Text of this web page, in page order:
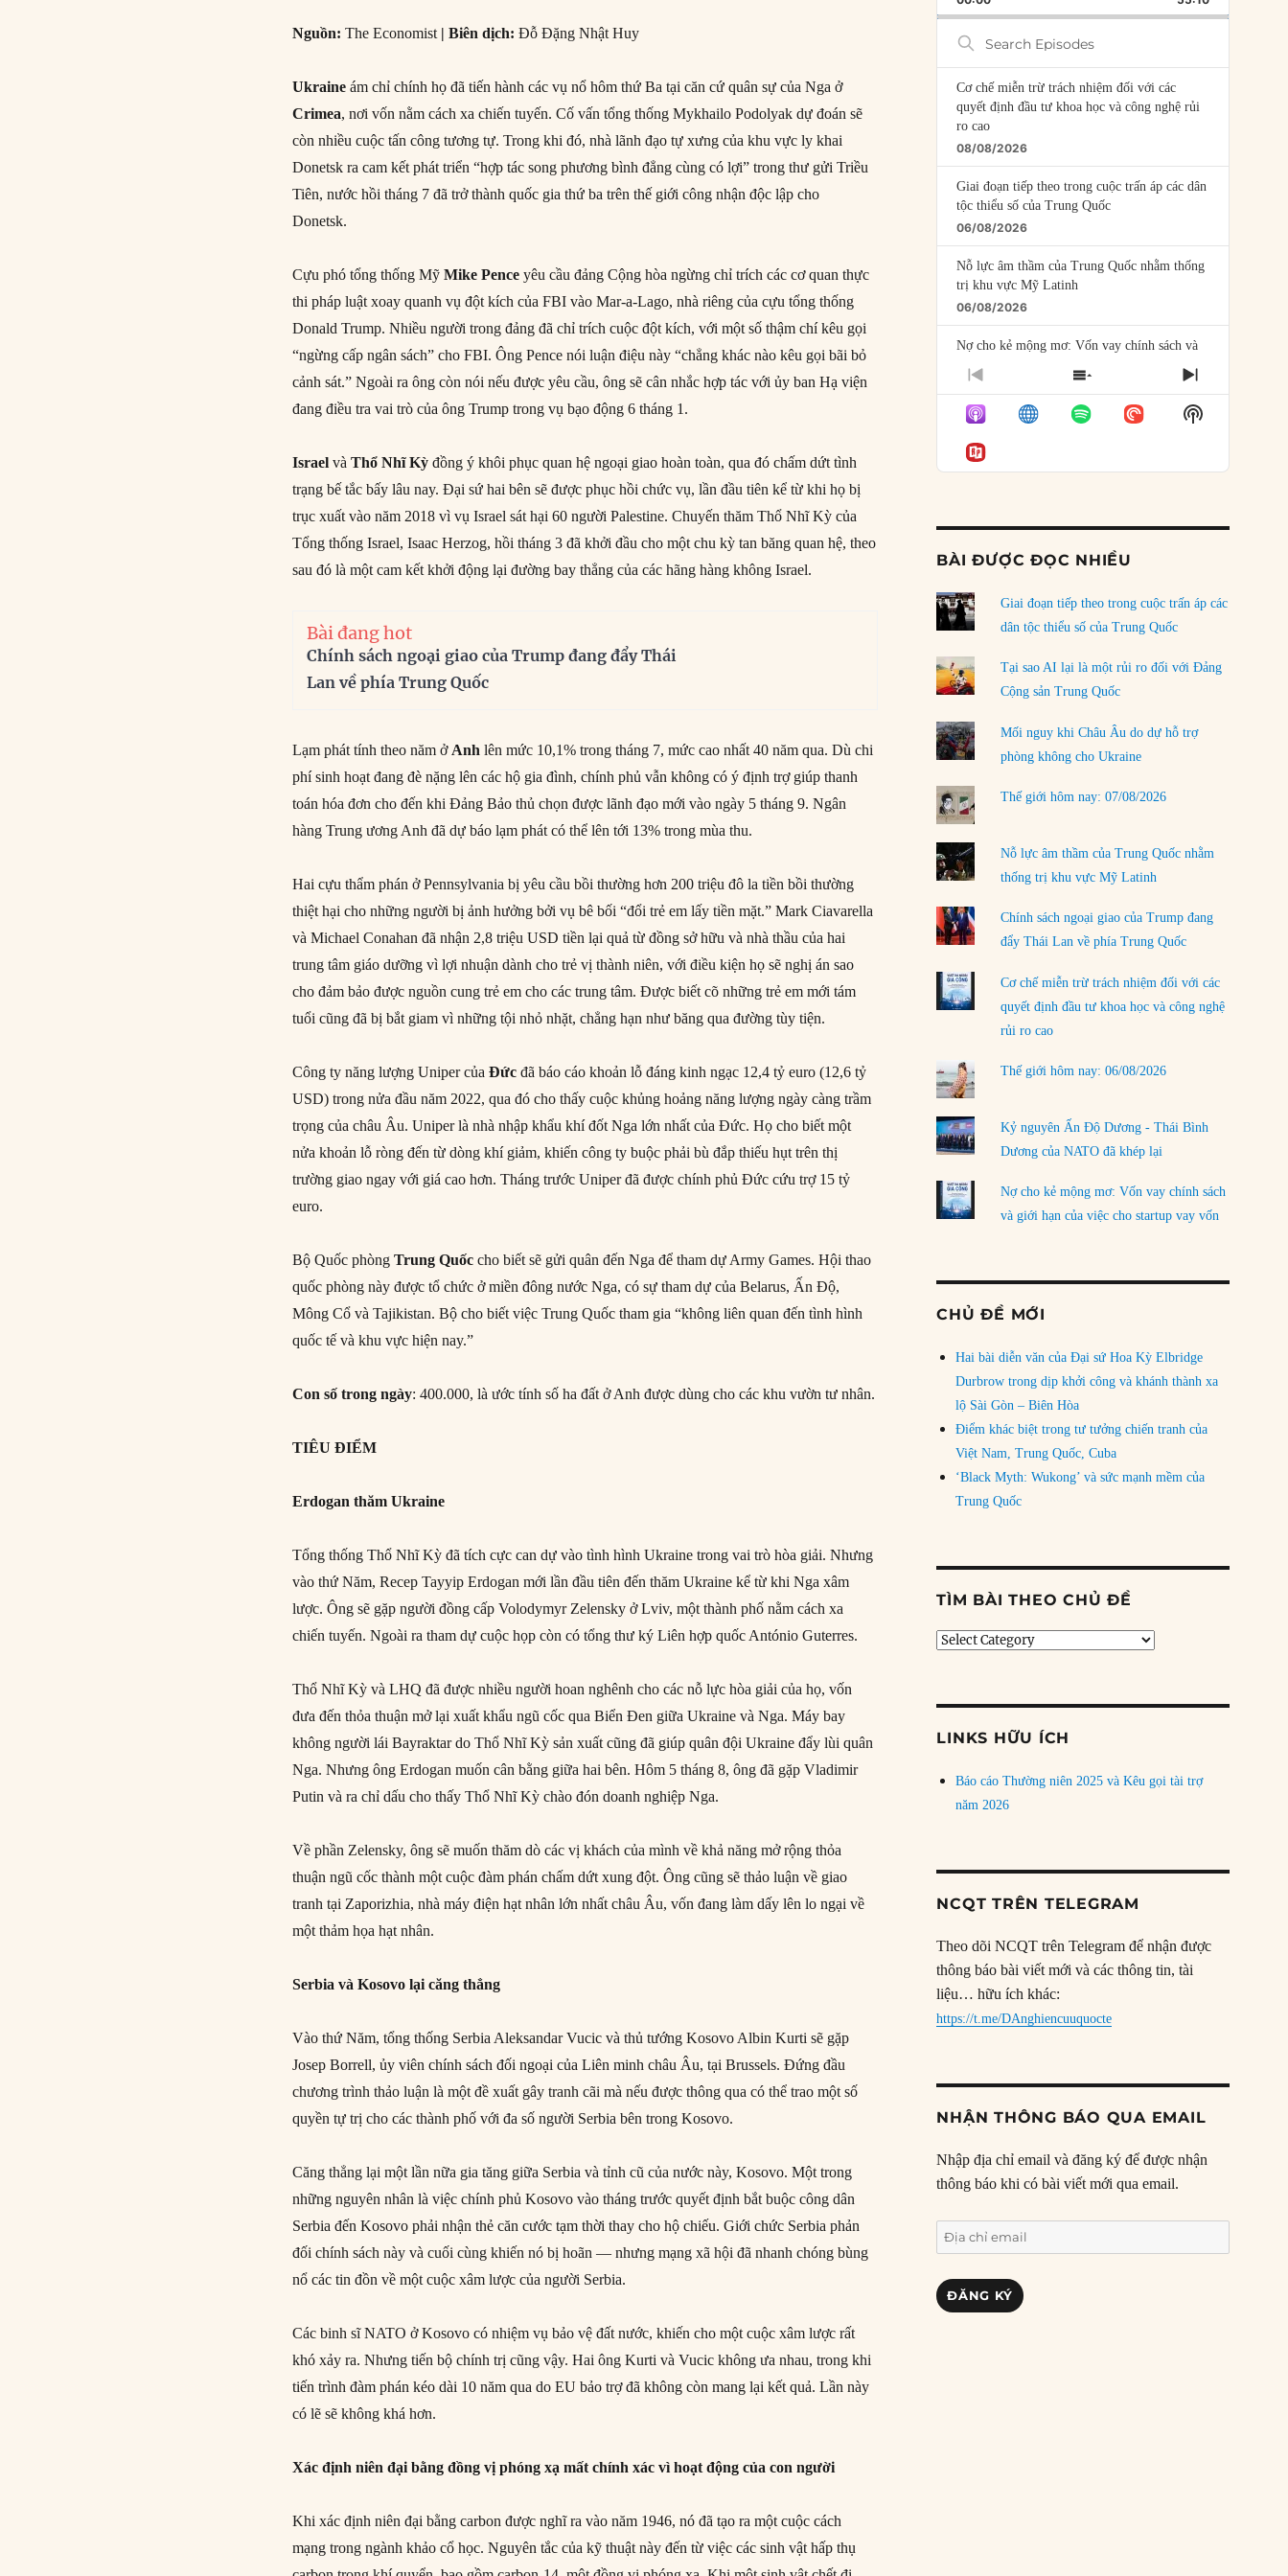
Nguồn: The Economist |Biên dịch: Đỗ Đặng Nhật Huy
Ukraine ám chỉ chính họ đã tiến hành các vụ nổ hôm thứ Ba tại căn cứ quân sự của Nga ở
Crimea, nơi vốn nằm cách xa chiến tuyến. Cố vấn tổng thống Mykhailo Podolyak dự đoán sẽ
còn nhiều cuộc tấn công tương tự. Trong khi đó, nhà lãnh đạo tự xưng của khu vực ly khai
Donetsk ra cam kết phát triển “hợp tác song phương bình đẳng cùng có lợi” trong thư gửi Triều
Tiên, nước hồi tháng 7 đã trở thành quốc gia thứ ba trên thế giới công nhận độc lập cho
Donetsk.
Cựu phó tổng thống MỹMike Pence yêu cầu đảng Cộng hòa ngừng chỉ trích các cơ quan thực
thi pháp luật xoay quanh vụ đột kích của FBI vào Mar-a-Lago, nhà riêng của cựu tổng thống
Donald Trump. Nhiều người trong đảng đã chỉ trích cuộc đột kích, với một số thậm chí kêu gọi
“ngừng cấp ngân sách” cho FBI. Ông Pence nói luận điệu này “chẳng khác nào kêu gọi bãi bỏ
cảnh sát.” Ngoài ra ông còn nói nếu được yêu cầu, ông sẽ cân nhắc hợp tác với ủy ban Hạ viện
đang điều tra vai trò của ông Trump trong vụ bạo động 6 tháng 1.
Israel vàThổ Nhĩ Kỳ đồng ý khôi phục quan hệ ngoại giao hoàn toàn, qua đó chấm dứt tình
trạng bế tắc bấy lâu nay. Đại sứ hai bên sẽ được phục hồi chức vụ, lần đầu tiên kể từ khi họ bị
trục xuất vào năm 2018 vì vụ Israel sát hại 60 người Palestine. Chuyến thăm Thổ Nhĩ Kỳ của
Tổng thống Israel, Isaac Herzog, hồi tháng 3 đã khởi đầu cho một chu kỳ tan băng quan hệ, theo
sau đó là một cam kết khởi động lại đường bay thẳng của các hãng hàng không Israel.
Bài đang hot
Chính sách ngoại giao của Trump đang đẩy Thái
Lan về phía Trung Quốc
Lạm phát tính theo năm ở Anh lên mức 10,1% trong tháng 7, mức cao nhất 40 năm qua. Dù chi
phí sinh hoạt đang đè nặng lên các hộ gia đình, chính phủ vẫn không có ý định trợ giúp thanh
toán hóa đơn cho đến khi Đảng Bảo thủ chọn được lãnh đạo mới vào ngày 5 tháng 9. Ngân
hàng Trung ương Anh đã dự báo lạm phát có thể lên tới 13% trong mùa thu.
Hai cựu thẩm phán ở Pennsylvania bị yêu cầu bồi thường hơn 200 triệu đô la tiền bồi thường
thiệt hại cho những người bị ảnh hưởng bởi vụ bê bối “đổi trẻ em lấy tiền mặt.” Mark Ciavarella
và Michael Conahan đã nhận 2,8 triệu USD tiền lại quả từ đồng sở hữu và nhà thầu của hai
trung tâm giáo dưỡng vì lợi nhuận dành cho trẻ vị thành niên, với điều kiện họ sẽ nghị án sao
cho đảm bảo được nguồn cung trẻ em cho các trung tâm. Được biết cõ những trẻ em mới tám
tuổi cũng đã bị bắt giam vì những tội nhỏ nhặt, chẳng hạn như băng qua đường tùy tiện.
Công ty năng lượng Uniper củaĐức đã báo cáo khoản lỗ đáng kinh ngạc 12,4 tỷ euro (12,6 tỷ
USD) trong nửa đầu năm 2022, qua đó cho thấy cuộc khủng hoảng năng lượng ngày càng trầm
trọng của châu Âu. Uniper là nhà nhập khẩu khí đốt Nga lớn nhất của Đức. Họ cho biết một
nửa khoản lỗ ròng đến từ dòng khí giảm, khiến công ty buộc phải bù đắp thiếu hụt trên thị
trường giao ngay với giá cao hơn. Tháng trước Uniper đã được chính phủ Đức cứu trợ 15 tỷ
euro.
Bộ Quốc phòngTrung Quốc cho biết sẽ gửi quân đến Nga để tham dự Army Games. Hội thao
quốc phòng này được tổ chức ở miền đông nước Nga, có sự tham dự của Belarus, Ấn Độ,
Mông Cổ và Tajikistan. Bộ cho biết việc Trung Quốc tham gia “không liên quan đến tình hình
quốc tế và khu vực hiện nay.”
Con số trong ngày: 400.000, là ước tính số ha đất ở Anh được dùng cho các khu vườn tư nhân.
TIÊU ĐIỂM
Erdogan thăm Ukraine
Tổng thống Thổ Nhĩ Kỳ đã tích cực can dự vào tình hình Ukraine trong vai trò hòa giải. Nhưng
vào thứ Năm, Recep Tayyip Erdogan mới lần đầu tiên đến thăm Ukraine kể từ khi Nga xâm
lược. Ông sẽ gặp người đồng cấp Volodymyr Zelensky ở Lviv, một thành phố nằm cách xa
chiến tuyến. Ngoài ra tham dự cuộc họp còn có tổng thư ký Liên hợp quốc António Guterres.
Thổ Nhĩ Kỳ và LHQ đã được nhiều người hoan nghênh cho các nỗ lực hòa giải của họ, vốn
đưa đến thỏa thuận mở lại xuất khẩu ngũ cốc qua Biển Đen giữa Ukraine và Nga. Máy bay
không người lái Bayraktar do Thổ Nhĩ Kỳ sản xuất cũng đã giúp quân đội Ukraine đẩy lùi quân
Nga. Nhưng ông Erdogan muốn cân bằng giữa hai bên. Hôm 5 tháng 8, ông đã gặp Vladimir
Putin và ra chỉ dấu cho thấy Thổ Nhĩ Kỳ chào đón doanh nghiệp Nga.
Về phần Zelensky, ông sẽ muốn thăm dò các vị khách của mình về khả năng mở rộng thỏa
thuận ngũ cốc thành một cuộc đàm phán chấm dứt xung đột. Ông cũng sẽ thảo luận về giao
tranh tại Zaporizhia, nhà máy điện hạt nhân lớn nhất châu Âu, vốn đang làm dấy lên lo ngại về
một thảm họa hạt nhân.
Serbia và Kosovo lại căng thẳng
Vào thứ Năm, tổng thống Serbia Aleksandar Vucic và thủ tướng Kosovo Albin Kurti sẽ gặp
Josep Borrell, ủy viên chính sách đối ngoại của Liên minh châu Âu, tại Brussels. Đứng đầu
chương trình thảo luận là một đề xuất gây tranh cãi mà nếu được thông qua có thể trao một số
quyền tự trị cho các thành phố với đa số người Serbia bên trong Kosovo.
Căng thẳng lại một lần nữa gia tăng giữa Serbia và tỉnh cũ của nước này, Kosovo. Một trong
những nguyên nhân là việc chính phủ Kosovo vào tháng trước quyết định bắt buộc công dân
Serbia đến Kosovo phải nhận thẻ căn cước tạm thời thay cho hộ chiếu. Giới chức Serbia phản
đối chính sách này và cuối cùng khiến nó bị hoãn — nhưng mạng xã hội đã nhanh chóng bùng
nổ các tin đồn về một cuộc xâm lược của người Serbia.
Các binh sĩ NATO ở Kosovo có nhiệm vụ bảo vệ đất nước, khiến cho một cuộc xâm lược rất
khó xảy ra. Nhưng tiến bộ chính trị cũng vậy. Hai ông Kurti và Vucic không ưa nhau, trong khi
tiến trình đàm phán kéo dài 10 năm qua do EU bảo trợ đã không còn mang lại kết quả. Lần này
có lẽ sẽ không khá hơn.
Xác định niên đại bằng đồng vị phóng xạ mất chính xác vì hoạt động của con người
Khi xác định niên đại bằng carbon được nghĩ ra vào năm 1946, nó đã tạo ra một cuộc cách
mạng trong ngành khảo cổ học. Nguyên tắc của kỹ thuật này đến từ việc các sinh vật hấp thụ
Search
Episodes
Cơ chế miễn trừ trách nhiệm đối với các
quyết định đầu tư khoa học và công nghệ rủi
ro cao
08/08/2026
Giai đoạn tiếp theo trong cuộc trấn áp các dân
tộc thiểu số của Trung Quốc
06/08/2026
Nỗ lực âm thầm của Trung Quốc nhằm thống
trị khu vực Mỹ Latinh
06/08/2026
Nợ cho kẻ mộng mơ: Vốn vay chính sách và
giới hạn của việc cho startup vay vốn
Mỹ Latinh đang trở thành “phòng thí nghiệm”
của phe cánh hữu mới
04/08/2026
Ngoại trưởng Nhật Bản?
Dương
03/08/2026
Đặt cược vào thất bại: Các quỹ đầu tư mạo
hiểm quốc gia và khía cạnh chính trị của vốn
02/08/2026
Làm thế nào để kết thúc Chiến tranh Iran?
01/08/2026
Chiến lược kế tiếp của Bắc Kinh ở Biển Đông
31/07/2026
LOAD MORE
PREVIOUS
EPISODE
SHOW
EPISODES
LIST
NEXT
EPISODE
Show
Podcast
BÀI ĐƯỢC ĐỌC NHIỀU
Giai đoạn tiếp theo trong cuộc trấn áp các
dân tộc thiểu số của Trung Quốc
Tại sao AI lại là một rủi ro đối với Đảng
Cộng sản Trung Quốc
Mối nguy khi Châu Âu do dự hỗ trợ
phòng không cho Ukraine
Thế giới hôm nay: 07/08/2026
Nỗ lực âm thầm của Trung Quốc nhằm
thống trị khu vực Mỹ Latinh
Chính sách ngoại giao của Trump đang
đẩy Thái Lan về phía Trung Quốc
Cơ chế miễn trừ trách nhiệm đối với các
quyết định đầu tư khoa học và công nghệ
rủi ro cao
Thế giới hôm nay: 06/08/2026
Kỷ nguyên Ấn Độ Dương - Thái Bình
Dương của NATO đã khép lại
Nợ cho kẻ mộng mơ: Vốn vay chính sách
và giới hạn của việc cho startup vay vốn
CHỦ ĐỀ MỚI
Hai bài diễn văn của Đại sứ Hoa Kỳ Elbridge
Durbrow trong dịp khởi công và khánh thành xa
lộ Sài Gòn – Biên Hòa
Điểm khác biệt trong tư tưởng chiến tranh của
Việt Nam, Trung Quốc, Cuba
‘Black Myth: Wukong’ và sức mạnh mềm của
Trung Quốc
TÌM BÀI THEO CHỦ ĐỀ
Tìm
LINKS HỮU ÍCH
Báo cáo Thường niên 2025 và Kêu gọi tài trợ
năm 2026
NCQT TRÊN TELEGRAM
Theo dõi NCQT trên Telegram để nhận được
thông báo bài viết mới và các thông tin, tài
liệu… hữu ích khác:
https://t.me/DAnghiencuuquocte
NHẬN THÔNG BÁO QUA EMAIL
Nhập địa chỉ email và đăng ký để được nhận
thông báo khi có bài viết mới qua email.
Địa
chỉ
email
ĐĂNG KÝ